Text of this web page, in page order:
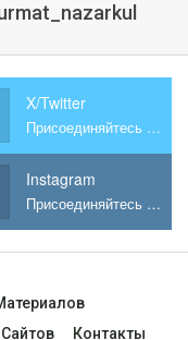
X/Twitter
Присоединяйтесь к нам в X
Instagram
Присоединяйтесь к нам в Instagram
Контакты